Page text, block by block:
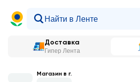
Доставка
Гипер Лента
Магазин в г.